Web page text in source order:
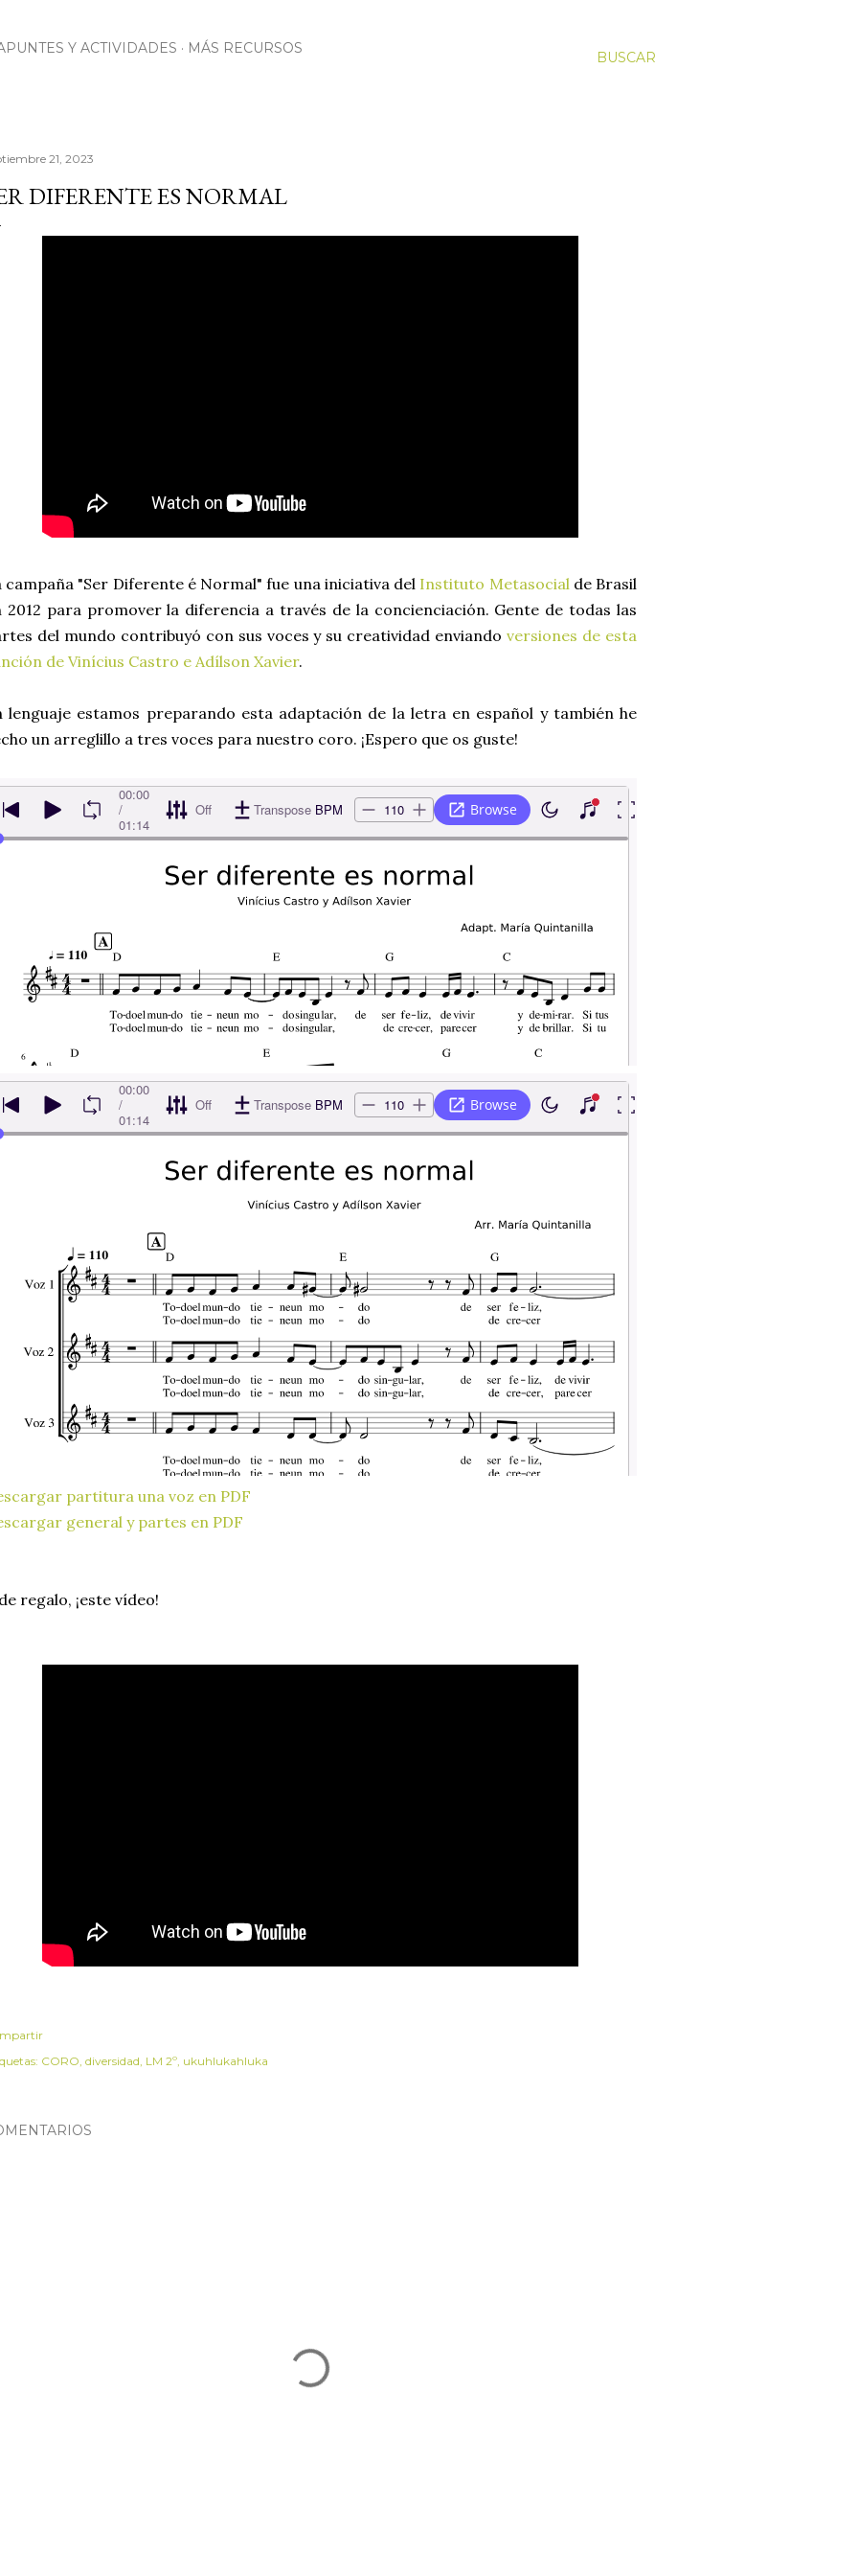
BUSCAR
Y ACTIVIDADES MÁS RECURSOS
21, 2023
DIFERENTE ES NORMAL
campaña "Ser Diferente é Normal" fue una iniciativa del Instituto Metasocialde Brasil
2012 para promover la diferencia a través de la concienciación. Gente de todas las
del mundo contribuyó con sus voces y su creatividad enviandoversiones de esta
de Vinícius Castro e Adílson Xavier.
lenguaje estamos preparando esta adaptación de la letra en español y también he
un arreglillo a tres voces para nuestro coro. ¡Espero que os guste!
partitura una voz en PDF
general y partes en PDF
regalo, ¡este vídeo!
CORO diversidad LM 2º ukuhlukahluka